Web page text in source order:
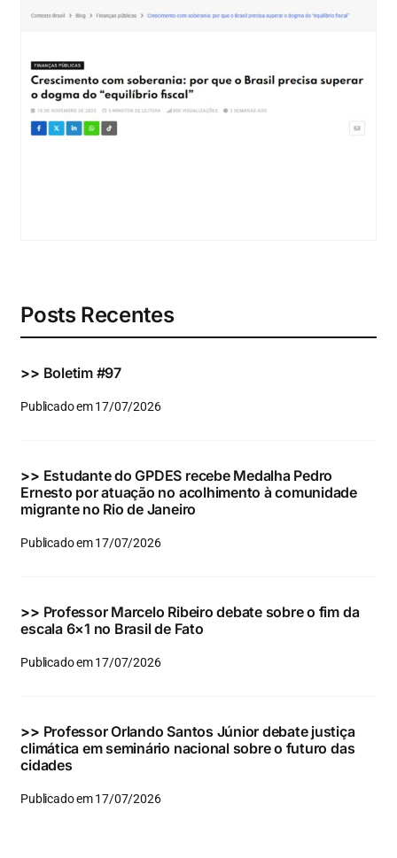
Buscar
resultados
para:
Posts Recentes
>> Boletim #97
Publicado em 17/07/2026
>> Estudante do GPDES recebe Medalha Pedro
Ernesto por atuação no acolhimento à comunidade
migrante no Rio de Janeiro
Publicado em 17/07/2026
>> Professor Marcelo Ribeiro debate sobre o fim da
escala 6×1 no Brasil de Fato
Publicado em 17/07/2026
>> Professor Orlando Santos Júnior debate justiça
climática em seminário nacional sobre o futuro das
cidades
Publicado em 17/07/2026